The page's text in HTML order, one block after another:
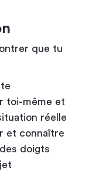
que tu
toi-même et
réelle
et connaître
doigts